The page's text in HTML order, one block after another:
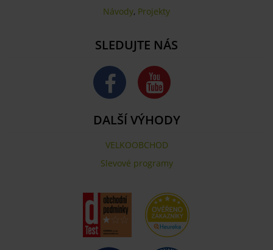
Návody, Projekty
SLEDUJTE NÁS
DALŠÍ VÝHODY
VELKOOBCHOD
Slevové programy